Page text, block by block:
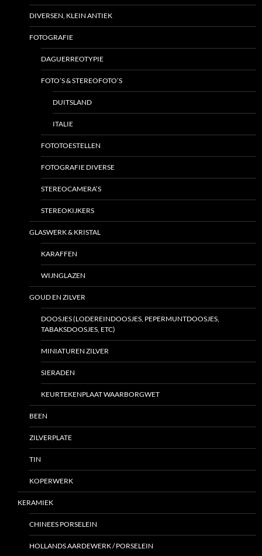
DIVERSEN, KLEIN ANTIEK
FOTOGRAFIE
DAGUERREOTYPIE
FOTO’S & STEREOFOTO’S
DUITSLAND
ITALIE
FOTOTOESTELLEN
FOTOGRAFIE DIVERSE
STEREOCAMERA’S
STEREOKIJKERS
GLASWERK & KRISTAL
KARAFFEN
WIJNGLAZEN
GOUD EN ZILVER
DOOSJES (LODEREINDOOSJES, PEPERMUNTDOOSJES,
TABAKSDOOSJES, ETC)
MINIATUREN ZILVER
SIERADEN
KEURTEKENPLAAT WAARBORGWET
BEEN
ZILVERPLATE
TIN
KOPERWERK
KERAMIEK
CHINEES PORSELEIN
HOLLANDS AARDEWERK / PORSELEIN